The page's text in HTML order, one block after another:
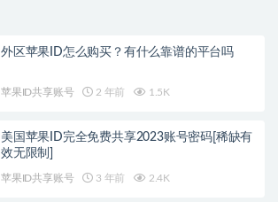
外区苹果ID怎么购买？有什么靠谱的平台吗
苹果ID共享账号 2 年前 1.5K
美国苹果ID完全免费共享2023账号密码[稀缺有
效无限制]
苹果ID共享账号 3 年前 2.4K